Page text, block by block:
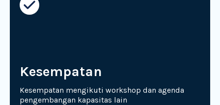
Kesempatan
Kesempatan mengikuti workshop dan agenda
pengembangan kapasitas lain